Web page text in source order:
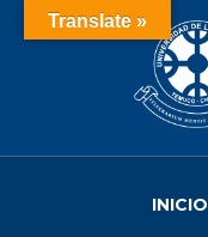
INICIO
Translate »